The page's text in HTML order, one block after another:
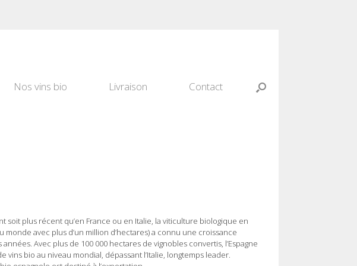
Nos vins bio Livraison Contact
soit plus récent qu’en France ou en Italie, la viticulture biologique en
monde avec plus d’un million d’hectares) a connu une croissance
Avec plus de 100 000 hectares de vignobles convertis, l’Espagne
vins bio au niveau mondial, dépassant l’Italie, longtemps leader.